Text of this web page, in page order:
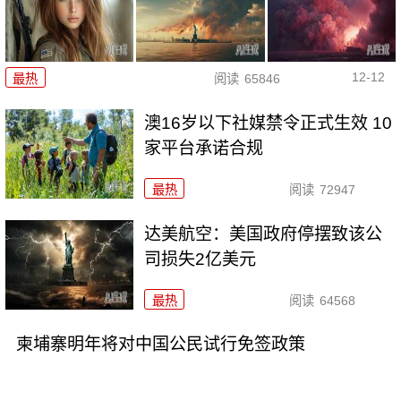
最热 阅读 65846 12-12
澳16岁以下社媒禁令正式生效 10
家平台承诺合规
最热 阅读 72947
达美航空：美国政府停摆致该公
司损失2亿美元
最热 阅读 64568
柬埔寨明年将对中国公民试行免签政策